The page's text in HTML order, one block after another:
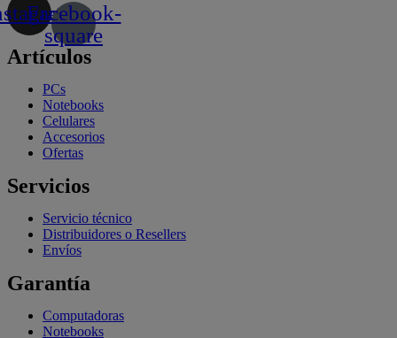
Facebook-
square
Artículos
PCs
Notebooks
Celulares
Accesorios
Ofertas
Servicios
Servicio técnico
Distribuidores o Resellers
Envíos
Garantía
Computadoras
Notebooks